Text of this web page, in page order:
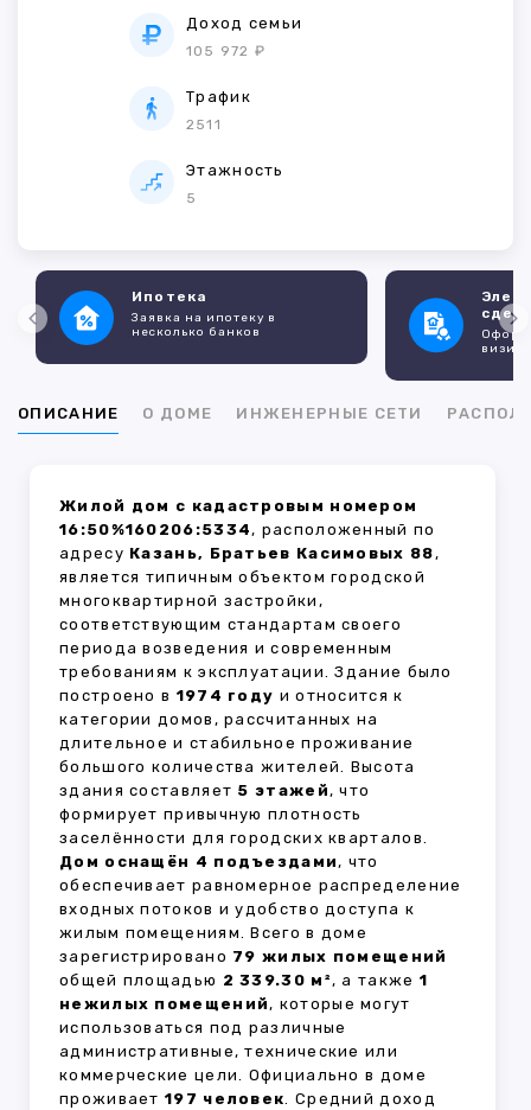
Доход семьи
105 972 ₽
Трафик
2511
Этажность
5
Ипотека
Заявка на ипотеку в
несколько банков
ОПИСАНИЕ О ДОМЕ ИНЖЕНЕРНЫЕ СЕТИ
Жилой дом с кадастровым номером
16:50%160206:5334, расположенный по
адресу Казань, Братьев Касимовых 88,
является типичным объектом городской
многоквартирной застройки,
соответствующим стандартам своего
периода возведения и современным
требованиям к эксплуатации. Здание было
построено в 1974 году и относится к
категории домов, рассчитанных на
длительное и стабильное проживание
большого количества жителей. Высота
здания составляет 5 этажей, что
формирует привычную плотность
заселённости для городских кварталов.
Дом оснащён 4 подъездами, что
обеспечивает равномерное распределение
входных потоков и удобство доступа к
жилым помещениям. Всего в доме
зарегистрировано 79 жилых помещений
общей площадью 2 339.30 м², а также 1
нежилых помещений, которые могут
использоваться под различные
административные, технические или
коммерческие цели. Официально в доме
проживает 197 человек. Средний доход